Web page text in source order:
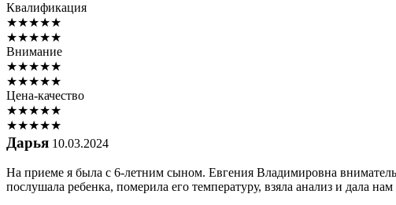
Квалификация
★★★★★
★★★★★
Внимание
★★★★★
★★★★★
Цена-качество
★★★★★
★★★★★
Дарья 10.03.2024
На приеме я была с 6-летним сыном. Евгения Владимировна
послушала ребенка, померила его температуру, взяла анализ и дала